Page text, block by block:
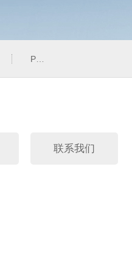
PH-2J防腐蚀恒温水浴锅
联系我们